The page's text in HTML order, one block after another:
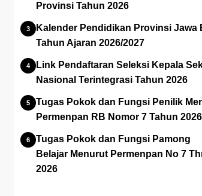
Provinsi Tahun 2026
Kalender Pendidikan Provinsi Jawa
Tahun Ajaran 2026/2027
Link Pendaftaran Seleksi Kepala
Nasional Terintegrasi Tahun 2026
Tugas Pokok dan Fungsi Penilik
Permenpan RB Nomor 7 Tahun 2026
Tugas Pokok dan Fungsi Pamong
Belajar Menurut Permenpan No 7
2026